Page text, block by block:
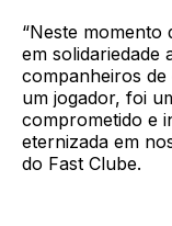
“Neste
em solidariedade
companheiros de
um jogador, foi
comprometido e
eternizada em
do Fast Clube.